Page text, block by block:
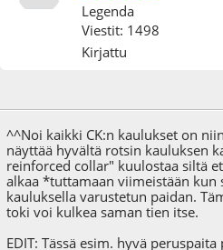
Legenda
Viestit: 1498
Kirjattu
:
^^Noi kaikki CK:n kaulukset on
näyttää hyvältä rotsin kauluksen
reinforced collar" kuulostaa siltä
alkaa *tuttamaan viimeistään kun
kauluksella varustetun paidan.
toki voi kulkea saman tien itse.
EDIT: Tässä esim. hyvä